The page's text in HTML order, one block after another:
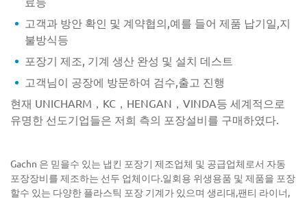
고객과 방안 확인 및 계약협의,예를 들어 제품 납기일,지
불방식등
포장기 제조, 기계 생산 완성 및 설치 데스트
고객님이 공장에 방문하여 검수,출고 진행
현재 UNICHARM，KC，HENGAN，VINDA등 세계적으로
유명한 선도기업들은 저희 측의 포장설비를 구매하였다.
Gachn 은 믿을수 있는 냅킨 포장기 제조업체 및 공급업체로서 자동
포장장비를 제조하는 선두 업체이다.일회용 위생용품 및 제품을 포장
할수 있는 다양한 플라스틱 포장 기계가 있으며 생리대,팬티 라이너,